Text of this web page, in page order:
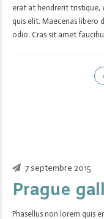
erat at hendrerit tristique,
quis elit. Maecenas libero
odio. Cras sit amet
7 septembre 2015
Prague
Phasellus non lorem quis